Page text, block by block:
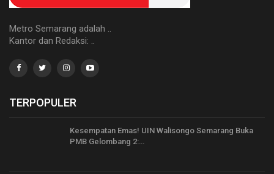
Metro Semarang adalah ..
Kantor dan Redaksi: ..
TERPOPULER
Kesempatan Emas! UIN Walisongo Semarang Buka
PMB Gelombang 2:…